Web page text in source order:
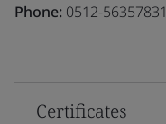
Phone: 0512-56357831
Certificates